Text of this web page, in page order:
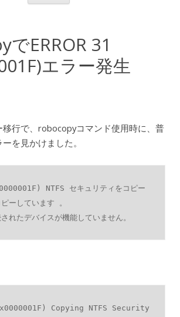
ERROR 31
エラー発生
移行で、robocopyコマンド使用時に、普
を見かけました。
NTFS セキュリティをコピー
ーしています 。
れたデバイスが機能していません。
Copying NTFS Security